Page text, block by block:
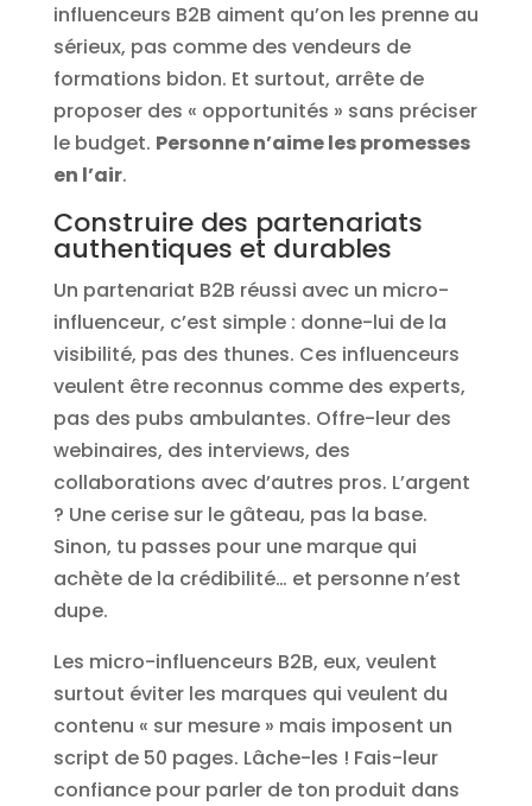
influenceurs B2B aiment qu’on les prenne au
sérieux, pas comme des vendeurs de
formations bidon. Et surtout, arrête de
proposer des « opportunités » sans préciser
le budget. Personne n’aime les promesses
en l’air.
Construire des partenariats
authentiques et durables
Un partenariat B2B réussi avec un micro-
influenceur, c’est simple : donne-lui de la
visibilité, pas des thunes. Ces influenceurs
veulent être reconnus comme des experts,
pas des pubs ambulantes. Offre-leur des
webinaires, des interviews, des
collaborations avec d’autres pros. L’argent
? Une cerise sur le gâteau, pas la base.
Sinon, tu passes pour une marque qui
achète de la crédibilité… et personne n’est
dupe.
Les micro-influenceurs B2B, eux, veulent
surtout éviter les marques qui veulent du
contenu « sur mesure » mais imposent un
script de 50 pages. Lâche-les ! Fais-leur
confiance pour parler de ton produit dans